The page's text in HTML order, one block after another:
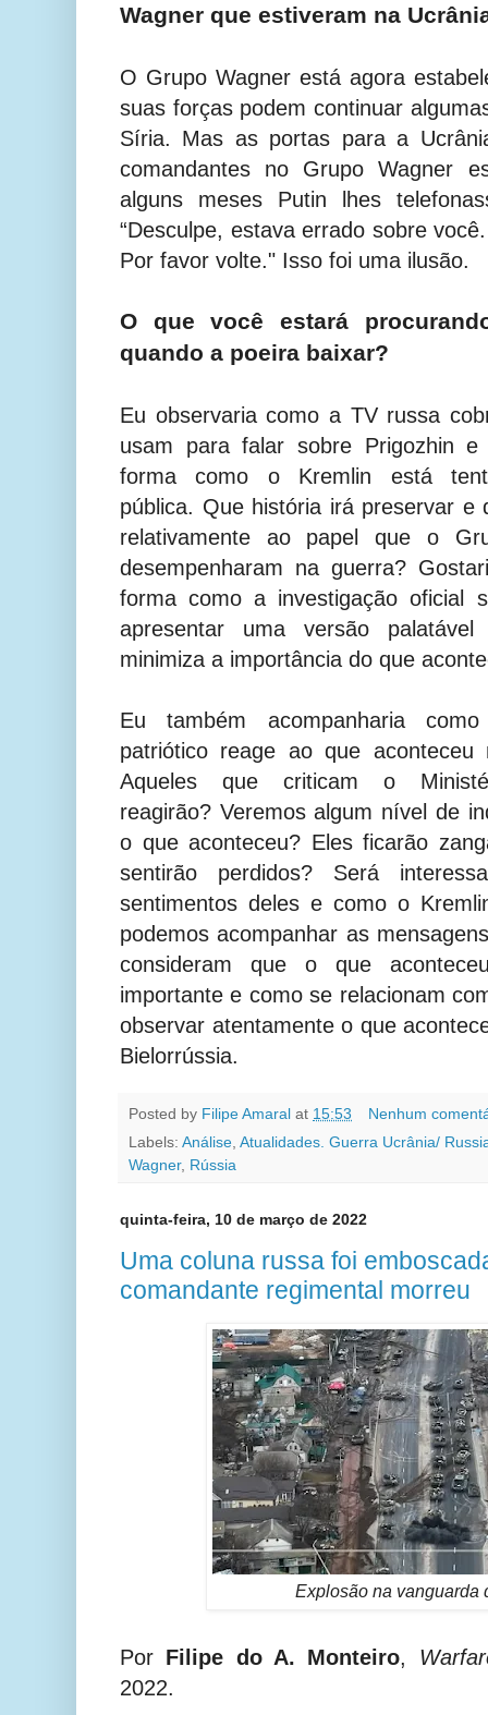
Wagner que estiveram na
O Grupo Wagner está agora
suas forças podem continuar
Síria. Mas as portas para a
comandantes no Grupo Wagner
alguns meses Putin lhes
“Desculpe, estava errado sobre
Por favor volte." Isso foi uma ilusão.
O que você estará
quando a poeira baixar?
Eu observaria como a TV russa
usam para falar sobre Prigozhin
forma como o Kremlin está
pública. Que história irá preservar e
relativamente ao papel que o
desempenharam na guerra?
forma como a investigação oficial
apresentar uma versão
minimiza a importância do que
Eu também acompanharia
patriótico reage ao que
Aqueles que criticam o
reagirão? Veremos algum nível de
o que aconteceu? Eles ficarão
sentirão perdidos? Será
sentimentos deles e como o
podemos acompanhar as
consideram que o que
importante e como se relacionam
observar atentamente o que
Bielorrússia.
Posted by Filipe Amaral at 15:53
Nenhum
Labels: Análise, Atualidades. Guerra Ucrânia/
Wagner, Rússia
quinta-feira, 10 de março de 2022
Uma coluna russa foi
comandante regimental morreu
Explosão na vanguarda
Por Filipe do A. Monteiro,
2022.